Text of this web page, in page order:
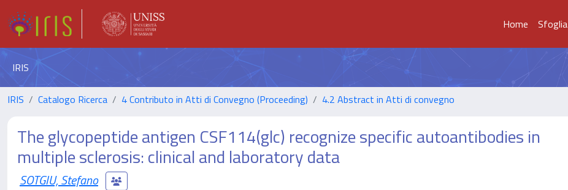
Home Sfoglia
IRIS
IRIS Catalogo Ricerca 4 Contributo in Atti di Convegno (Proceeding) 4.2 Abstract in Atti di convegno
The glycopeptide antigen CSF114(glc) recognize specific autoantibodies in
multiple sclerosis: clinical and laboratory data
SOTGIU, Stefano